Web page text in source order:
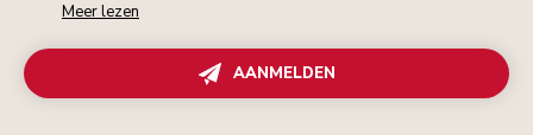
Meer lezen
AANMELDEN